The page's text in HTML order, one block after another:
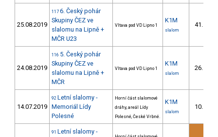
25.08.2019
117 6. Český pohár
Skupiny ČEZ ve
slalomu na Lipně +
MČR U23
Vltava pod VD Lipno 1
K1M
slalom
41.
24.08.2019
116 5. Český pohár
Skupiny ČEZ ve
slalomu na Lipně +
MČR
Vltava pod VD Lipno 1
K1M
slalom
26.
14.07.2019
92 Letní slalomy -
Memoriál Lídy
Polesné
Horní část slalomové
dráhy, areál Lídy
Polesné, České Vrbné.
K1M
slalom
10.
91 Letní slalomy -